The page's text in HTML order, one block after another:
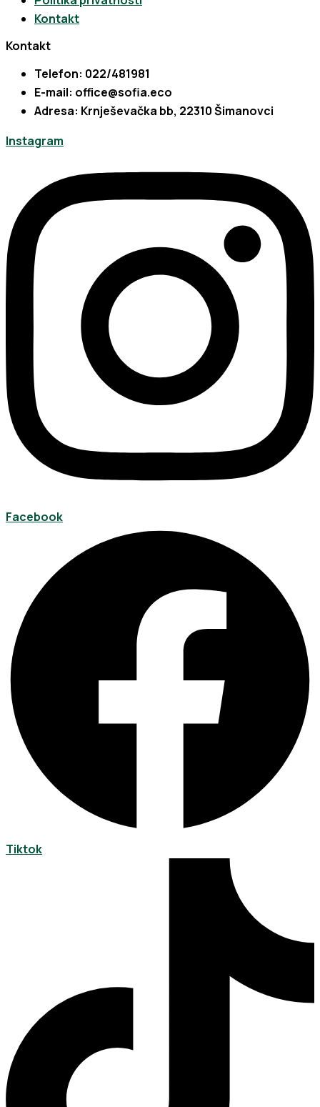
Kontakt
Kontakt
Telefon: 022/481981
E-mail: office@sofia.eco
Adresa: Krnješevačka bb, 22310 Šimanovci
Instagram
Facebook
Tiktok